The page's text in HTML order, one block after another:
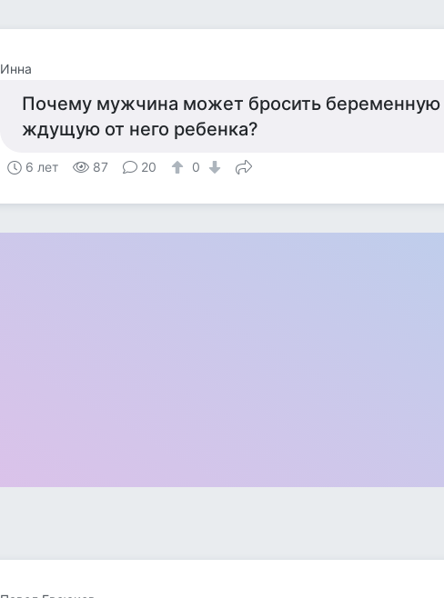
Инна
Почему мужчина может бросить
ждущую от него ребенка?
6 лет 87 20 0